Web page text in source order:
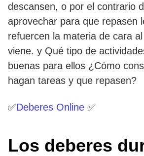
descansen, o por el contrario
aprovechar para que repasen
refuercen la materia de cara
viene. y Qué tipo de
buenas para ellos ¿Cómo
hagan tareas y que repasen?
✅Deberes Online ✅
Los deberes